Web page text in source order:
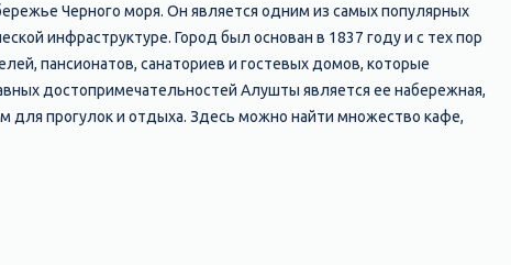
Черного моря. Он является одним из самых популярных
инфраструктуре. Город был основан в 1837 году и с тех пор
пансионатов, санаториев и гостевых домов, которые
достопримечательностей Алушты является ее набережная,
для прогулок и отдыха. Здесь можно найти множество кафе,
горки и т.д. Кроме того, в Алуште есть множество интересных
"Айвазовское", где находится знаменитый памятник
одними из лучших на крымском побережье. Здесь можно